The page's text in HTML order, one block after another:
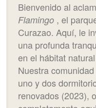
Bienvenido al
Flamingo , el
Curazao. Aquí, le
una profunda
en el hábitat
Nuestra
uno y dos
renovados (2023),